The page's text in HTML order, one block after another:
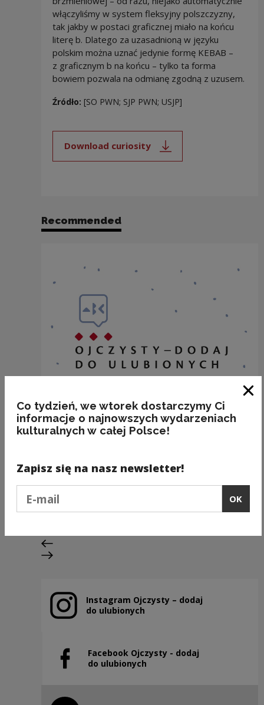
włączyliśmy w system fleksyjny polszczyzny,
tak jakby w postaci graficznej miało na końcu
literę b. Dlatego za uzasadnioną w języku
polskim można uznać jedynie formę KEBAB –
z graficznym b na końcu – tylko ta forma
bowiem pozwala na odmianę zgodną z uzusem.
Źródło: [SO PWN; SJP PWN; USJP]
Download curiosity
Note, the link will open in a new
Recommended
...w KOLCZUDZE i KOLCZYKACH
Kategorie:
Previous slide
Next slide
Instagram Ojczysty – dodaj
do ulubionych
Note, the link will open in a new window
Facebook Ojczysty - dodaj
do ulubionych
Note, the link will open in a new window
Co tydzień, we wtorek dostarczymy Ci
informacje o najnowszych wydarzeniach
kulturalnych w całej Polsce!
Zapisz się na nasz newsletter!
OK